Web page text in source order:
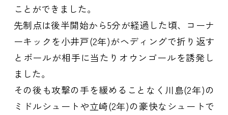
ことができました。
先制点は後半開始から5分が経過した頃、コーナ
ーキックを小井戸(2年)がヘディングで折り返す
とボールが相手に当たりオウンゴールを誘発し
ました。
その後も攻撃の手を緩めることなく川島(2年)の
ミドルシュートや立崎(2年)の豪快なシュートで